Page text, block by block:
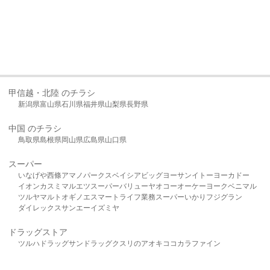
甲信越・北陸 のチラシ
新潟県富山県石川県福井県山梨県長野県
中国 のチラシ
鳥取県島根県岡山県広島県山口県
スーパー
いなげや西條アマノパークスベイシア ビッグヨーサンイトーヨーカドー
イオンカスミ マルエツスーパーバリューヤオコーオーケー ヨークベニマル
ツルヤマルト オギノ エスマート ライフ業務スーパーいかり フジグラン
ダイレックスサンエーイズミヤ
ドラッグストア
ツルハドラッグサンドラッグクスリのアオキ ココカラファイン